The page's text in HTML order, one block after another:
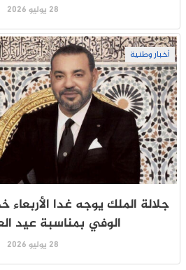
28 يوليو 2026
أخبار وطنية
جلالة الملك يوجه غدا
الوفي بمناسبة عيد
28 يوليو 2026